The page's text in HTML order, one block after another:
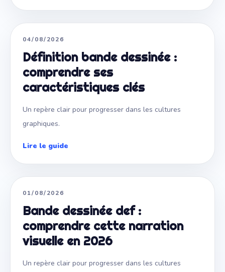
NARRATION VISUELLE
04/08/2026
Définition bande dessinée :
comprendre ses
caractéristiques clés
Un repère clair pour progresser dans les cultures
graphiques.
Lire le guide
NARRATION VISUELLE
01/08/2026
Bande dessinée def :
comprendre cette narration
visuelle en 2026
Un repère clair pour progresser dans les cultures